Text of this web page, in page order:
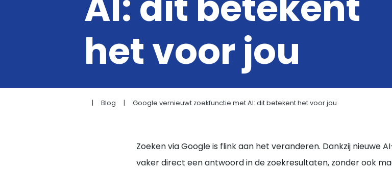
Kopje koffie?
het voor jou
| Blog | Google vernieuwt zoekfunctie met AI: dit betekent het voor jou
Zoeken via Google is flink aan het veranderen. Dankzij nieuwe
vaker direct een antwoord in de zoekresultaten, zonder ook